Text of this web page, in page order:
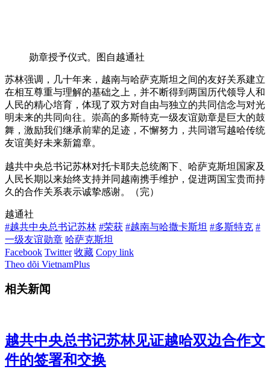
勋章授予仪式。图自越通社
苏林强调，几十年来，越南与哈萨克斯坦之间的友好关系建立
在相互尊重与理解的基础之上，并不断得到两国历代领导人和
人民的精心培育，体现了双方对自由与独立的共同信念与对光
明未来的共同向往。崇高的多斯特克一级友谊勋章是巨大的鼓
舞，激励我们继承前辈的足迹，不懈努力，共同谱写越哈传统
友谊美好未来新篇章。
越共中央总书记苏林对托卡耶夫总统阁下、哈萨克斯坦国家及
人民长期以来始终支持并同越南携手维护，促进两国宝贵而持
久的合作关系表示诚挚感谢。（完）
越通社
#越共中央总书记苏林 #荣获 #越南与哈撒卡斯坦 #多斯特克 #
一级友谊勋章 哈萨克斯坦
Facebook Twitter 收藏 Copy link
Theo dõi VietnamPlus
相关新闻
越共中央总书记苏林见证越哈双边合作文
件的签署和交换